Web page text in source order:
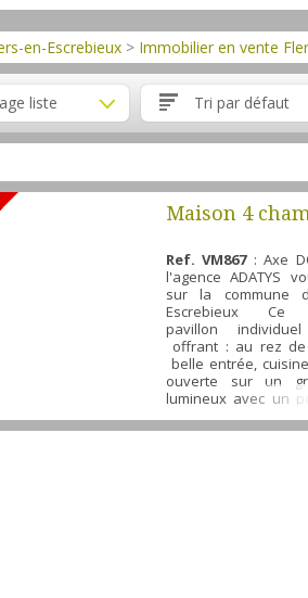
en-Escrebieux > Immobilier en vente
liste Tri par défaut
Maison 4
bureau, jardin
Ref. VM867: Axe
l'agence ADATYS
sur la commune
Escrebieux Ce
pavillon
offrant : au rez de
belle entrée,
ouverte sur un
lumineux avec un
un cellier, une salle
baignoire,